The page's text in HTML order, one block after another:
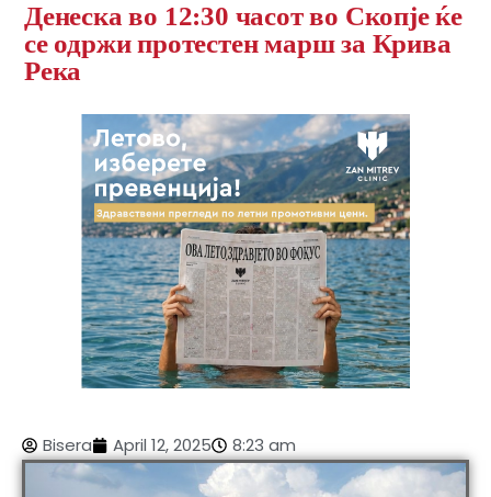
Денеска во 12:30 часот во Скопје ќе
се одржи протестен марш за Крива
Река
Bisera April 12, 2025 8:23 am